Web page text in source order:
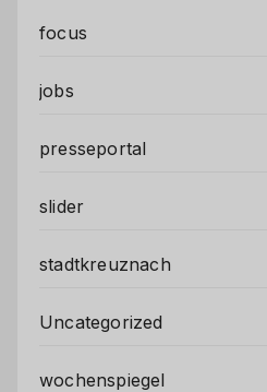
focus
jobs
presseportal
slider
stadtkreuznach
Uncategorized
wochenspiegel